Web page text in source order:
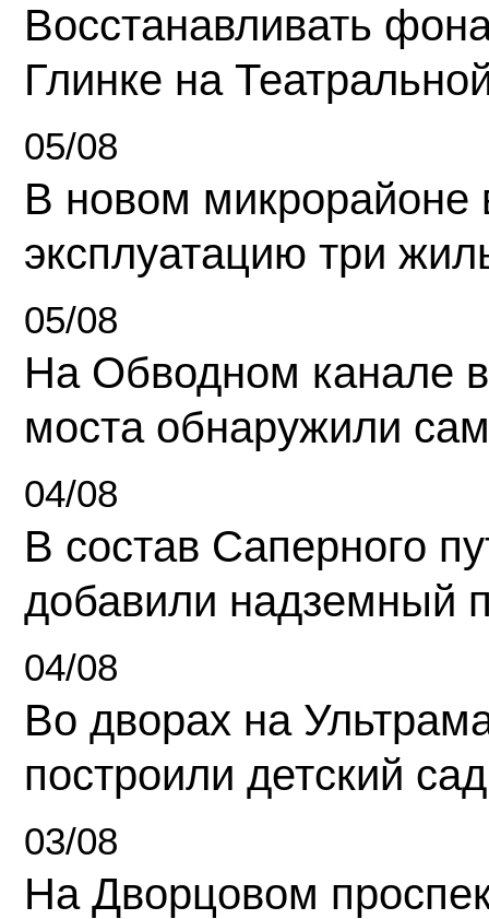
Восстанавливать
Глинке на
05/08
В новом микрорайоне
эксплуатацию три
05/08
На Обводном канале
моста обнаружили
04/08
В состав Саперного
добавили надземный
04/08
Во дворах на
построили детский сад
03/08
На Дворцовом